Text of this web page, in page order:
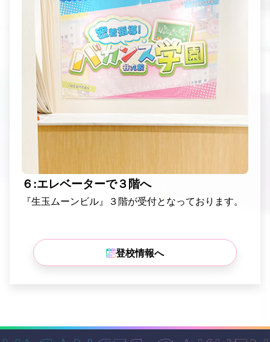
６:エレベーターで３階へ
『生玉ムーンビル』３階が受付となっております。
登校情報へ